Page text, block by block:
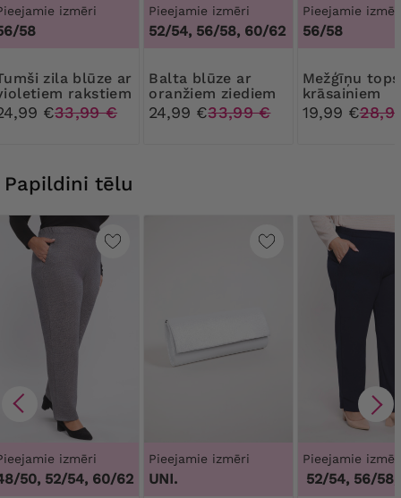
izmēri
58
ar
rakstiem
€33,99 €
Pieejamie izmēri
52/54, 56/58, 60/62
Balta blūze ar
oranžiem ziediem
24,99 €33,99 €
Pieejamie
56/58
Mežģīņu tops ar
krāsainiem
rakstiem
izgriezumā
19,99 €
Papildini tēlu
izmēri
50, 52/54, 60/62
Pieejamie izmēri
UNI.
Pieejamie
48/50, 52/54, 56/58,